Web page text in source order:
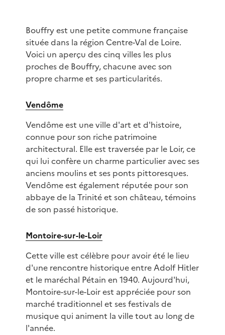
Bouffry est une petite commune française
située dans la région Centre-Val de Loire.
Voici un aperçu des cinq villes les plus
proches de Bouffry, chacune avec son
propre charme et ses particularités.
Vendôme
Vendôme est une ville d'art et d'histoire,
connue pour son riche patrimoine
architectural. Elle est traversée par le Loir, ce
qui lui confère un charme particulier avec ses
anciens moulins et ses ponts pittoresques.
Vendôme est également réputée pour son
abbaye de la Trinité et son château, témoins
de son passé historique.
Montoire-sur-le-Loir
Cette ville est célèbre pour avoir été le lieu
d'une rencontre historique entre Adolf Hitler
et le maréchal Pétain en 1940. Aujourd'hui,
Montoire-sur-le-Loir est appréciée pour son
marché traditionnel et ses festivals de
musique qui animent la ville tout au long de
l'année.